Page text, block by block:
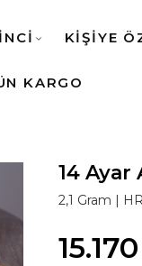
İNCİ KİŞİYE
KARGO
14 Ayar
2,1 Gram |